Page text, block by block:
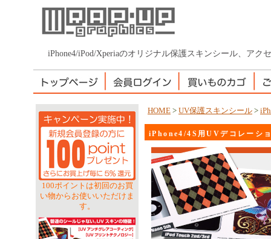
iPhone4/iPod/Xperiaのオリジナル保護スキンシール、アク
100ポイントは初回のお買
い物からお使いいただけま
す。
HOME > UV保護スキンシール >
iPhone4/4S用UVデコレーシ